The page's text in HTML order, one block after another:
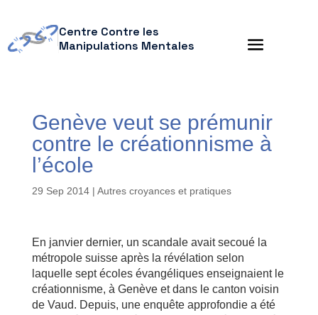
Centre Contre les
Manipulations Mentales
Genève veut se prémunir
contre le créationnisme à
l’école
29 Sep 2014| Autres croyances et pratiques
En janvier dernier, un scandale avait secoué la
métropole suisse après la révélation selon
laquelle sept écoles évangéliques enseignaient le
créationnisme, à Genève et dans le canton voisin
de Vaud. Depuis, une enquête approfondie a été